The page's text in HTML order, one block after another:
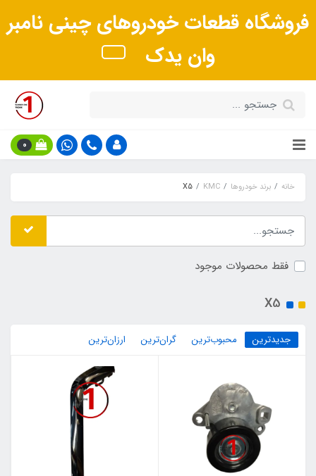
فروشگاه قطعات خودروهای چینی نامبر
وان یدک
0
خانه برند خودروها KMC
X5
فقط محصولات موجود
X5
جدیدترین محبوب‌ترین گران‌ترین ارزان‌ترین